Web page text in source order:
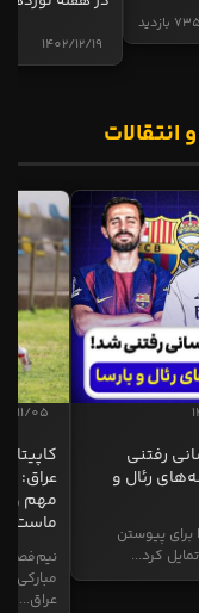
بازدید
1402/12/19
انتقالات
رفتنی
رئال و
برای پیوستن
تمایل کرد...
11/05
عراق:
مهم و
ماست
نیم‌فصل
مبارکی
عراق...